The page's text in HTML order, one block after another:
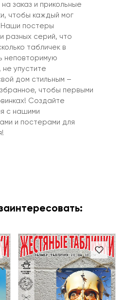
заказ и прикольные
чтобы каждый мог
Наши постеры
разных серий, что
табличек в
неповторимую
упустите
дом стильным –
чтобы первыми
Создайте
с нашими
и постерами для